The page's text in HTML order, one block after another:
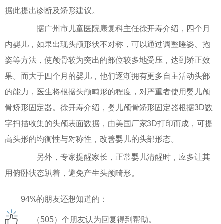
据此提出诊断及矫形建议。
据广州市儿童医院康复科主任徐开寿介绍，四个月
内婴儿，如果出现头颅形状不对称，可以通过调整睡姿、抱
姿等方法，使颅骨较为突出的部位较多地受压，达到矫正效
果。而大于四个月的婴儿，他们逐渐拥有更多自主活动头部
的能力，医生将根据头颅畸形的程度，对严重者使用婴儿颅
骨矫形固定器。徐开寿介绍，婴儿颅骨矫形固定器根据3D数
字扫描收集的头颅表面数据，由美国厂家3D打印而成，可提
高头形的均衡性与对称性，改善婴儿的头部形态。
另外，专家提醒家长，正常婴儿清醒时，应多让其
用俯卧状态趴着，避免产生头颅畸形。
94%的朋友还想知道的：
（505）个朋友认为回复得到帮助。